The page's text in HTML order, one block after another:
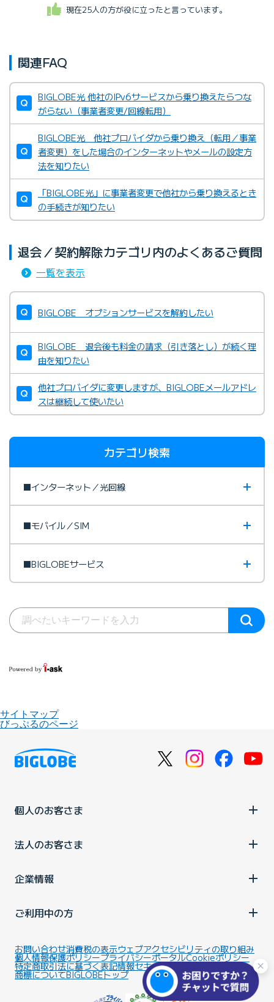
現在25人の方が役に立ったと言っています。
関連FAQ
BIGLOBE光 他社のIPv6サービスから乗り換えたらつな
がらない（事業者変更/回線転用）
BIGLOBE光 他社プロバイダから乗り換え（転用／事業
者変更）をした場合のインターネットやメールの設定方
法を知りたい
「BIGLOBE光」に事業者変更で他社から乗り換えるとき
の手続きが知りたい
退会／契約解除カテゴリ内のよくあるご質問
一覧を表示
BIGLOBE オプションサービスを解約したい
BIGLOBE 退会後も料金の請求（引き落とし）が続く理
由を知りたい
他社プロバイダに変更しますが、BIGLOBEメールアドレ
スは継続して使いたい
カテゴリ検索
■インターネット／光回線
■モバイル／SIM
■BIGLOBEサービス
サイトマップ
びっぷるのページ
個人のお客さま
法人のお客さま
企業情報
ご利用中の方
お問い合わせ消費税の表示ウェブアクセシビリティの取り組み
個人情報保護ポリシープライバシーポータルCookieポリシー
特定商取引法に基づく表記情報セキュリティ基本方針
商標についてBIGLOBEトップ